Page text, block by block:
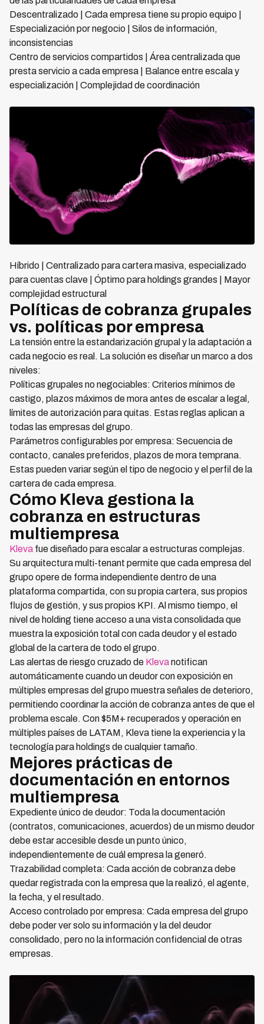
Descentralizado | Cada empresa tiene su propio equipo |
Especialización por negocio | Silos de información,
inconsistencias
Centro de servicios compartidos | Área centralizada que
presta servicio a cada empresa | Balance entre escala y
especialización | Complejidad de coordinación
Híbrido | Centralizado para cartera masiva, especializado
para cuentas clave | Óptimo para holdings grandes | Mayor
complejidad estructural
Políticas de cobranza grupales
vs. políticas por empresa
La tensión entre la estandarización grupal y la adaptación a
cada negocio es real. La solución es diseñar un marco a dos
niveles:
Políticas grupales no negociables: Criterios mínimos de
castigo, plazos máximos de mora antes de escalar a legal,
límites de autorización para quitas. Estas reglas aplican a
todas las empresas del grupo.
Parámetros configurables por empresa: Secuencia de
contacto, canales preferidos, plazos de mora temprana.
Estas pueden variar según el tipo de negocio y el perfil de la
cartera de cada empresa.
Cómo Kleva gestiona la
cobranza en estructuras
multiempresa
Kleva fue diseñado para escalar a estructuras complejas.
Su arquitectura multi-tenant permite que cada empresa del
grupo opere de forma independiente dentro de una
plataforma compartida, con su propia cartera, sus propios
flujos de gestión, y sus propios KPI. Al mismo tiempo, el
nivel de holding tiene acceso a una vista consolidada que
muestra la exposición total con cada deudor y el estado
global de la cartera de todo el grupo.
Las alertas de riesgo cruzado de Klevanotifican
automáticamente cuando un deudor con exposición en
múltiples empresas del grupo muestra señales de deterioro,
permitiendo coordinar la acción de cobranza antes de que el
problema escale. Con $5M+ recuperados y operación en
múltiples países de LATAM, Kleva tiene la experiencia y la
tecnología para holdings de cualquier tamaño.
Mejores prácticas de
documentación en entornos
multiempresa
Expediente único de deudor: Toda la documentación
(contratos, comunicaciones, acuerdos) de un mismo deudor
debe estar accesible desde un punto único,
independientemente de cuál empresa la generó.
Trazabilidad completa: Cada acción de cobranza debe
quedar registrada con la empresa que la realizó, el agente,
la fecha, y el resultado.
Acceso controlado por empresa: Cada empresa del grupo
debe poder ver solo su información y la del deudor
consolidado, pero no la información confidencial de otras
empresas.